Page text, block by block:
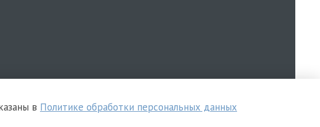
в Политике обработки персональных данных